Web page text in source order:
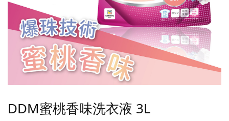
DDM蜜桃香味洗衣液 3L